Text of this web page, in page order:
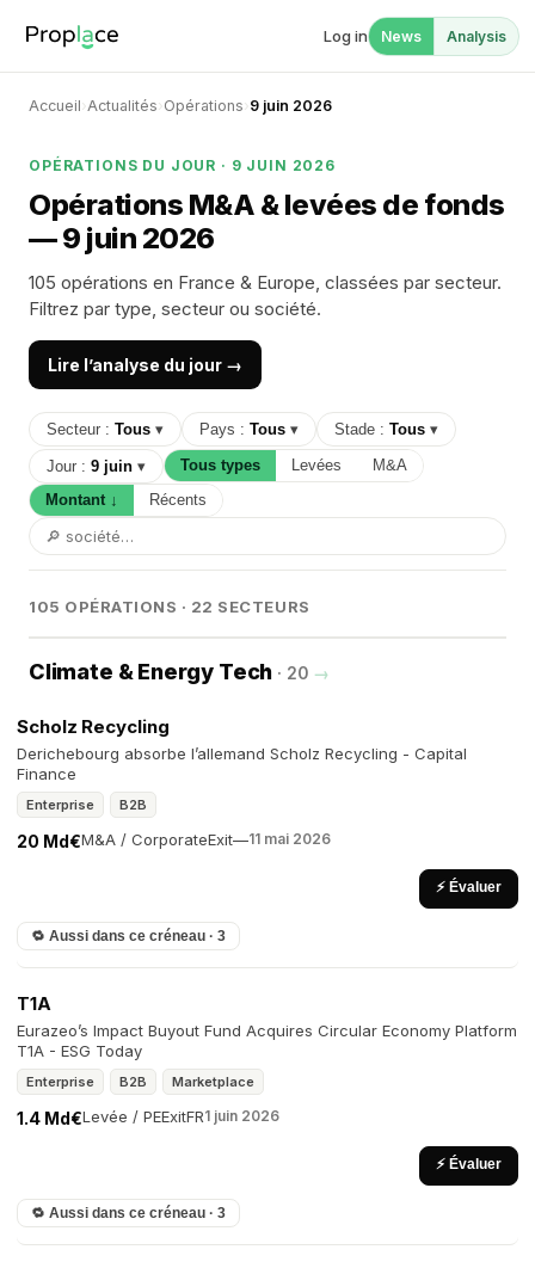
Log in News Analysis
Accueil›Actualités› Opérations› 9 juin 2026
OPÉRATIONS DU JOUR · 9 JUIN 2026
Opérations M&A & levées de fonds
— 9 juin 2026
105 opérations en France & Europe, classées par secteur.
Filtrez par type, secteur ou société.
Lire l’analyse du jour →
Secteur : Tous ▾ Pays : Tous ▾ Stade : Tous ▾
Jour : 9 juin ▾ Tous types Levées M&A
Montant ↓ Récents
105 OPÉRATIONS · 22 SECTEURS
Climate & Energy Tech · 20 →
Scholz Recycling
Derichebourg absorbe l’allemand Scholz Recycling - Capital
Finance
Enterprise B2B
M&A / Corporate
20 Md€ Exit—11 mai 2026
⚡ Évaluer
🔁 Aussi dans ce créneau · 3
T1A
Eurazeo’s Impact Buyout Fund Acquires Circular Economy Platform
T1A - ESG Today
Enterprise B2B Marketplace
Levée / PE
1.4 Md€ ExitFR1 juin 2026
⚡ Évaluer
🔁 Aussi dans ce créneau · 3